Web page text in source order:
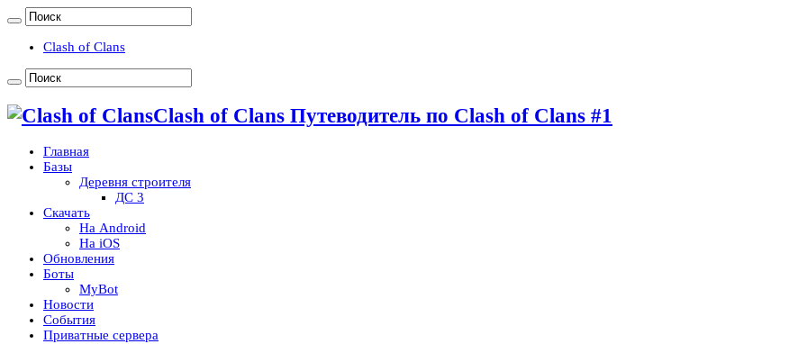
Clash of Clans
Clash of Clans Путеводитель по Clash of Clans #1
Главная
Базы
Деревня строителя
ДС 3
Скачать
На Android
На iOS
Обновления
Боты
MyBot
Новости
События
Приватные сервера